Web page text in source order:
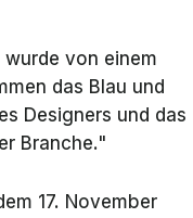
von einem
das Blau und
Designers und das
Branche."
17. November